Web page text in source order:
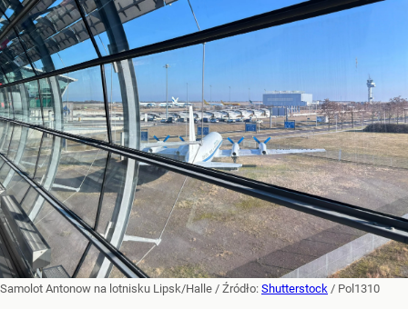
Samolot Antonow na lotnisku Lipsk/Halle / Źródło: Shutterstock / Pol1310